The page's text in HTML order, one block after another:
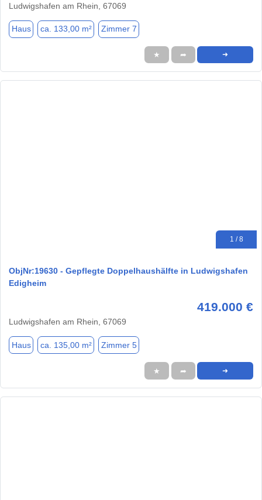
Ludwigshafen am Rhein, 67069
Haus ca. 133,00 m² Zimmer 7
★ ➦ ➜
1 / 8
ObjNr:19630 - Gepflegte Doppelhaushälfte in Ludwigshafen
Edigheim
419.000 €
Ludwigshafen am Rhein, 67069
Haus ca. 135,00 m² Zimmer 5
★ ➦ ➜